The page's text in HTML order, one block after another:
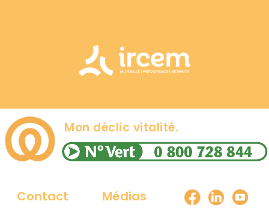
Mon déclic vitalité.
Contact Médias